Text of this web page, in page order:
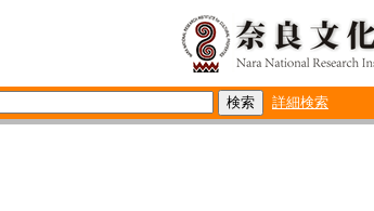
詳細検索